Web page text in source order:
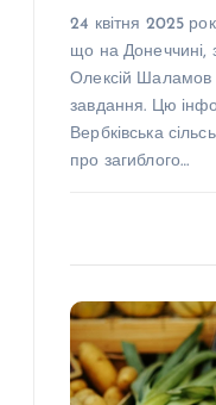
24 квітня 2025
що на Донеччині,
Олексій Шаламов
завдання. Цю
Вербківська
про загиблого…